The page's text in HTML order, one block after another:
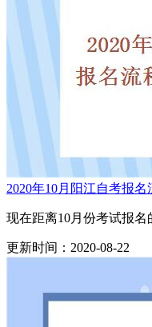
2020年10月阳江自考报
现在距离10月份考试报
更新时间：2020-08-22